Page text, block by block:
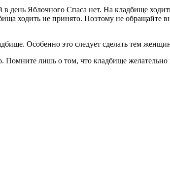
в день Яблочного Спаса нет. На кладбище
ходить не принято. Поэтому не обращайте
Особенно это следует сделать тем
лишь о том, что кладбище желательно